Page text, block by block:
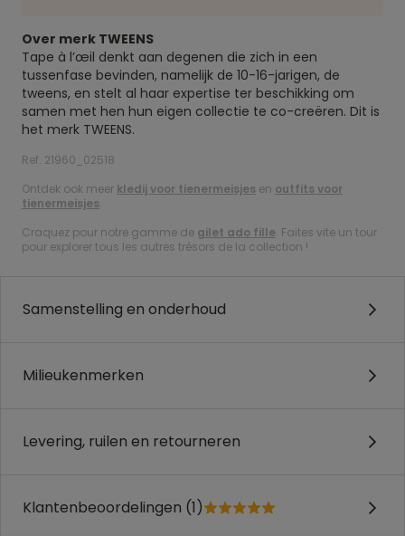
Over merk TWEENS
Tape à l’œil denkt aan degenen die zich in een
tussenfase bevinden, namelijk de 10-16-jarigen, de
tweens, en stelt al haar expertise ter beschikking om
samen met hen hun eigen collectie te co-creëren. Dit is
het merk TWEENS.
Ref. 21960_02518
Ontdek ook meer kledij voor tienermeisjes en outfits voor
tienermeisjes.
Craquez pour notre gamme de gilet ado fille. Faites vite un tour
pour explorer tous les autres trésors de la collection !
Samenstelling en onderhoud
Milieukenmerken
Levering, ruilen en retourneren
Klantenbeoordelingen (1)